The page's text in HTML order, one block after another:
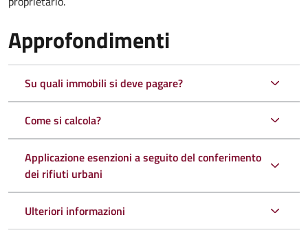
Approfondimenti
Su quali immobili si deve pagare?
Come si calcola?
Applicazione esenzioni a seguito del conferimento
dei rifiuti urbani
Ulteriori informazioni